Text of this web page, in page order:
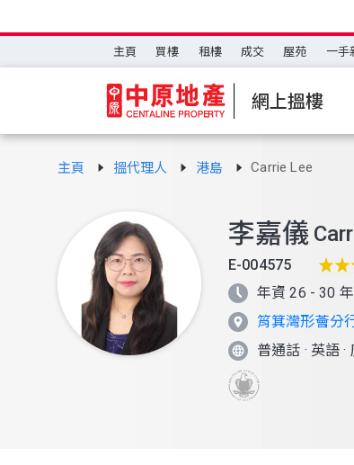
主頁 買樓 租樓 成交 屋苑 一手
網上搵樓
主頁 搵代理人 港島 Carrie Lee
李嘉儀
E-004575
年資 26 - 30 年
筲箕灣形薈分
普通話 · 英語·